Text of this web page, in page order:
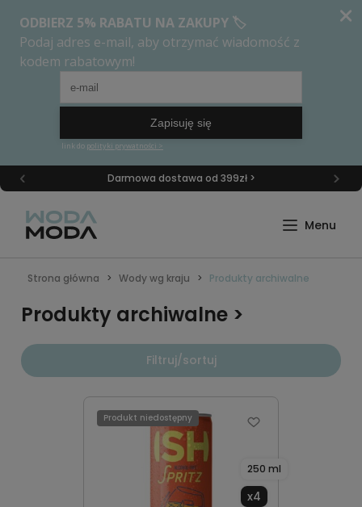
Darmowa dostawa od 399zł >
Strona główna Wody wg kraju Produkty archiwalne >
Produkty archiwalne >
Filtruj/sortuj
250 ml
x4
Produkt niedostępny